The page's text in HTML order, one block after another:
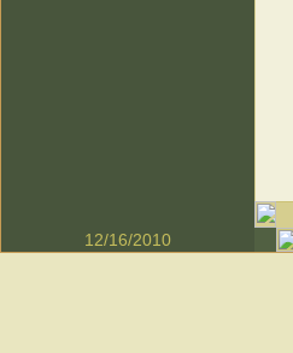
12/16/2010